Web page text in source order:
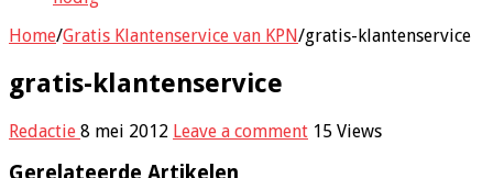
Home/Gratis Klantenservice van KPN/gratis-klantenservice
gratis-klantenservice
Redactie 8 mei 2012 Leave a comment 15 Views